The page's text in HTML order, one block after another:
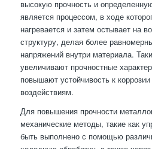
высокую прочность и
является процессом, в ходе
нагревается и затем остывает на
структуру, делая более
напряжений внутри материала.
увеличивают прочностные
повышают устойчивость к
воздействиям.
Для повышения прочности
механические методы, такие как
быть выполнено с помощью